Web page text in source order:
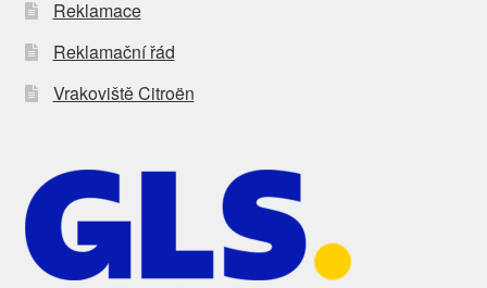
Reklamace
Reklamační řád
Vrakoviště Citroën